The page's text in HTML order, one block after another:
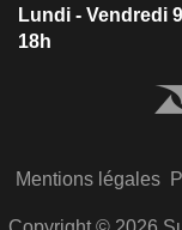
Lundi - Vendredi
18h
Mentions légales